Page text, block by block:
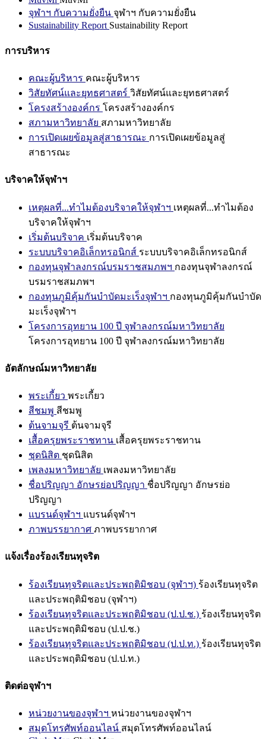
จุฬาฯ กับความยั่งยืน จุฬาฯ กับความยั่งยืน
Sustainability Report Sustainability Report
การบริหาร
คณะผู้บริหาร คณะผู้บริหาร
วิสัยทัศน์และยุทธศาสตร์ วิสัยทัศน์และยุทธศาสตร์
โครงสร้างองค์กร โครงสร้างองค์กร
สภามหาวิทยาลัย สภามหาวิทยาลัย
การเปิดเผยข้อมูลสู่สาธารณะ การเปิดเผยข้อมูลสู่
สาธารณะ
บริจาคให้จุฬาฯ
เหตุผลที่...ทำไมต้องบริจาคให้จุฬาฯ เหตุผลที่...ทำไมต้อง
บริจาคให้จุฬาฯ
เริ่มต้นบริจาค เริ่มต้นบริจาค
ระบบบริจาคอิเล็กทรอนิกส์ ระบบบริจาคอิเล็กทรอนิกส์
กองทุนจุฬาลงกรณ์บรมราชสมภพฯ กองทุนจุฬาลงกรณ์
บรมราชสมภพฯ
กองทุนภูมิคุ้มกันบำบัดมะเร็งจุฬาฯ กองทุนภูมิคุ้มกันบำบัด
มะเร็งจุฬาฯ
โครงการอุทยาน 100 ปี จุฬาลงกรณ์มหาวิทยาลัย
โครงการอุทยาน 100 ปี จุฬาลงกรณ์มหาวิทยาลัย
อัตลักษณ์มหาวิทยาลัย
พระเกี้ยว พระเกี้ยว
สีชมพู สีชมพู
ต้นจามจุรี ต้นจามจุรี
เสื้อครุยพระราชทาน เสื้อครุยพระราชทาน
ชุดนิสิต ชุดนิสิต
เพลงมหาวิทยาลัย เพลงมหาวิทยาลัย
ชื่อปริญญา อักษรย่อปริญญา ชื่อปริญญา อักษรย่อ
ปริญญา
แบรนด์จุฬาฯ แบรนด์จุฬาฯ
ภาพบรรยากาศ ภาพบรรยากาศ
แจ้งเรื่องร้องเรียนทุจริต
ร้องเรียนทุจริตและประพฤติมิชอบ (จุฬาฯ) ร้องเรียนทุจริต
และประพฤติมิชอบ (จุฬาฯ)
ร้องเรียนทุจริตและประพฤติมิชอบ (ป.ป.ช.) ร้องเรียนทุจริต
และประพฤติมิชอบ (ป.ป.ช.)
ร้องเรียนทุจริตและประพฤติมิชอบ (ป.ป.ท.) ร้องเรียนทุจริต
และประพฤติมิชอบ (ป.ป.ท.)
ติดต่อจุฬาฯ
หน่วยงานของจุฬาฯ หน่วยงานของจุฬาฯ
สมุดโทรศัพท์ออนไลน์ สมุดโทรศัพท์ออนไลน์